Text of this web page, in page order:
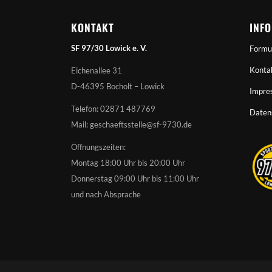
KONTAKT
SF 97/30 Lowick e. V.
Eichenallee 31
D-46395 Bocholt – Lowick
Telefon: 02871 487769
Mail: geschaeftsstelle@sf-9730.de
Öffnungszeiten:
Montag 18:00 Uhr bis 20:00 Uhr
Donnerstag 09:00 Uhr bis 11:00 Uhr
und nach Absprache